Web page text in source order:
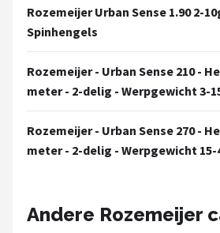
PB Products
Fox Rage
Rozemeijer
Gamakatsu
Alle merken →
Rozemeijer Urban Sense 1.90 2-
Spinhengels
Rozemeijer - Urban Sense 210 -
meter - 2-delig - Werpgewicht 3-
Rozemeijer - Urban Sense 270 -
meter - 2-delig - Werpgewicht 15-
Andere Rozemeijer